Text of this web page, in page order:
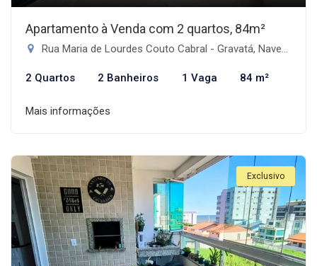
Apartamento à Venda com 2 quartos, 84m²
Rua Maria de Lourdes Couto Cabral - Gravatá, Navegantes-SC
2 Quartos 2 Banheiros 1 Vaga 84 m²
Mais informações
Exclusivo